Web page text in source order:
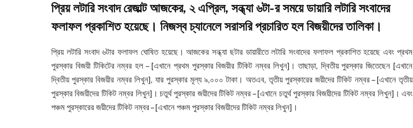
প্রিয় লটারি সংবাদ রেজাল্ট আজকের, ২ এপ্রিল, সন্ধ্যা ৬টা-র সময়ে ডায়ারি লটারি সংবাদের
ফলাফল প্রকাশিত হয়েছে। নিজস্ব চ্যানেলে সরাসরি প্রচারিত হল বিজয়ীদের তালিকা।
প্রিয় লটারি সংবাদ ৬টার ফলাফল ঘোষিত হয়েছে। আজকের সন্ধ্যা ছটার ডায়ারীতে লটারি সংবাদের ফলাফল প্রকাশিত হয়েছে এবং প্রথম
পুরস্কার বিজয়ী টিকিটের নম্বর হল – [এখানে প্রথম পুরস্কার বিজয়ীর টিকিট নম্বর লিখুন]। তাছাড়া, দ্বিতীয় পুরস্কার জিতেছেন [এখানে
দ্বিতীয় পুরস্কার বিজয়ীর নম্বর লিখুন], যার পুরস্কার মূল্য ৯,০০০ টাকা। অতএব, তৃতীয় পুরস্কারের জয়ীদের টিকিট নম্বর – [এখানে তৃতীয়
পুরস্কার বিজয়ীদের টিকিট নম্বর লিখুন]। চতুর্থ পুরস্কার জয়ীদের টিকিট নম্বর – [এখানে চতুর্থ পুরস্কার বিজয়ীদের টিকিট নম্বর লিখুন]। এবং
পঞ্চম পুরস্কারের জয়ীদের টিকিট নম্বর – [এখানে পঞ্চম পুরস্কার বিজয়ীদের টিকিট নম্বর লিখুন]।